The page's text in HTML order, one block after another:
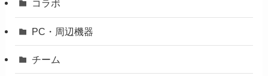
コラボ
PC・周辺機器
チーム